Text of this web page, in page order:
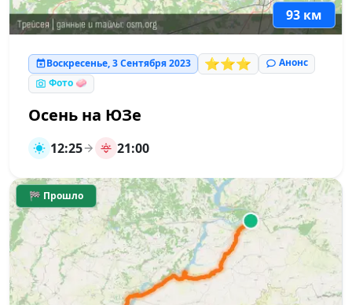
93 км
Воскресенье, 3 Сентября 2023 ⭐⭐⭐
Анонс
Фото 🧼
Осень на ЮЗе
12:25 21:00
🏁 Прошло